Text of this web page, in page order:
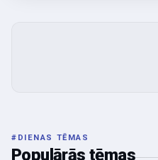
# DIENAS TĒMAS
Populārās tēmas